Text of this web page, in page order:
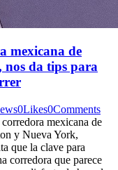
mexicana de
nos da tips para
0Likes0Comments
mexicana de
y Nueva York,
que la clave para
corredora que parece